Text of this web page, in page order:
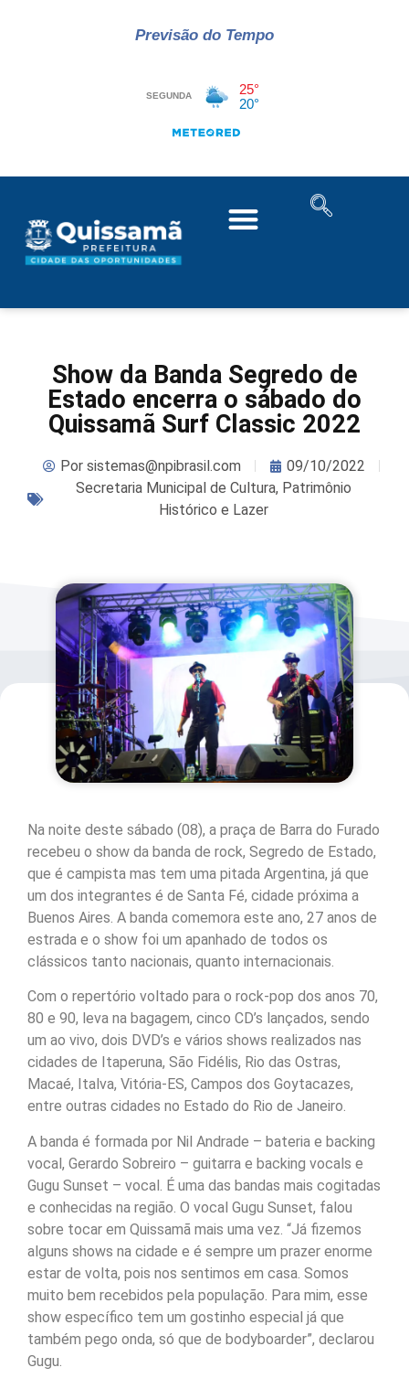
Previsão do Tempo
Show da Banda Segredo de
Estado encerra o sábado do
Quissamã Surf Classic 2022
Por sistemas@npibrasil.com
09/10/2022
Secretaria Municipal de Cultura, Patrimônio
Histórico e Lazer
Na noite deste sábado (08), a praça de Barra do Furado
recebeu o show da banda de rock, Segredo de Estado,
que é campista mas tem uma pitada Argentina, já que
um dos integrantes é de Santa Fé, cidade próxima a
Buenos Aires. A banda comemora este ano, 27 anos de
estrada e o show foi um apanhado de todos os
clássicos tanto nacionais, quanto internacionais.
Com o repertório voltado para o rock-pop dos anos 70,
80 e 90, leva na bagagem, cinco CD’s lançados, sendo
um ao vivo, dois DVD’s e vários shows realizados nas
cidades de Itaperuna, São Fidélis, Rio das Ostras,
Macaé, Italva, Vitória-ES, Campos dos Goytacazes,
entre outras cidades no Estado do Rio de Janeiro.
A banda é formada por Nil Andrade – bateria e backing
vocal, Gerardo Sobreiro – guitarra e backing vocals e
Gugu Sunset – vocal. É uma das bandas mais cogitadas
e conhecidas na região. O vocal Gugu Sunset, falou
sobre tocar em Quissamã mais uma vez. “Já fizemos
alguns shows na cidade e é sempre um prazer enorme
estar de volta, pois nos sentimos em casa. Somos
muito bem recebidos pela população. Para mim, esse
show específico tem um gostinho especial já que
também pego onda, só que de bodyboarder”, declarou
Gugu.